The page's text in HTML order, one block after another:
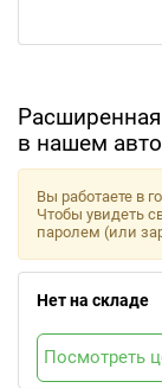
в нашем
Вы работаете в
Чтобы увидеть
паролем (или
Нет на складе
Посмотреть